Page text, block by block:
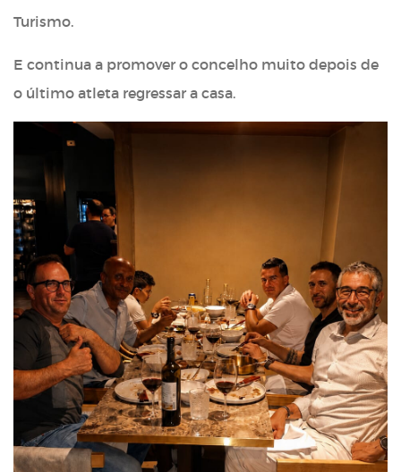
Turismo.
E continua a promover o concelho muito depois de
o último atleta regressar a casa.